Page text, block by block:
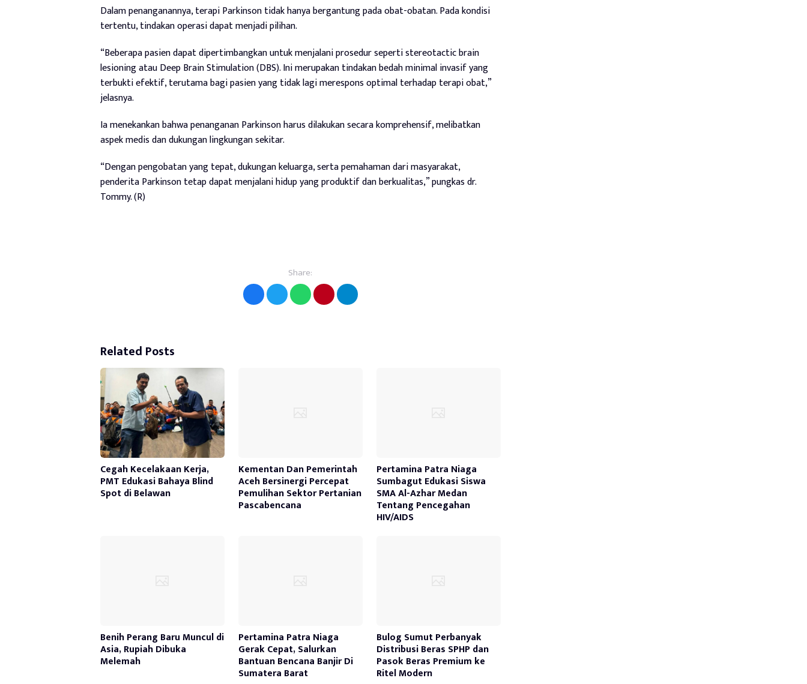
Dalam penanganannya, terapi Parkinson tidak hanya bergantung pada obat-obatan. Pada kondisi
tertentu, tindakan operasi dapat menjadi pilihan.
“Beberapa pasien dapat dipertimbangkan untuk menjalani prosedur seperti stereotactic brain
lesioning atau Deep Brain Stimulation (DBS). Ini merupakan tindakan bedah minimal invasif yang
terbukti efektif, terutama bagi pasien yang tidak lagi merespons optimal terhadap terapi obat,”
jelasnya.
Ia menekankan bahwa penanganan Parkinson harus dilakukan secara komprehensif, melibatkan
aspek medis dan dukungan lingkungan sekitar.
“Dengan pengobatan yang tepat, dukungan keluarga, serta pemahaman dari masyarakat,
penderita Parkinson tetap dapat menjalani hidup yang produktif dan berkualitas,” pungkas dr.
Tommy. (R)
Share:
Related Posts
Cegah Kecelakaan Kerja,
PMT Edukasi Bahaya Blind
Spot di Belawan
Kementan Dan Pemerintah
Aceh Bersinergi Percepat
Pemulihan Sektor Pertanian
Pascabencana
Pertamina Patra Niaga
Sumbagut Edukasi Siswa
SMA Al-Azhar Medan
Tentang Pencegahan
HIV/AIDS
Benih Perang Baru Muncul di
Asia, Rupiah Dibuka
Melemah
Pertamina Patra Niaga
Gerak Cepat, Salurkan
Bantuan Bencana Banjir Di
Sumatera Barat
Bulog Sumut Perbanyak
Distribusi Beras SPHP dan
Pasok Beras Premium ke
Ritel Modern